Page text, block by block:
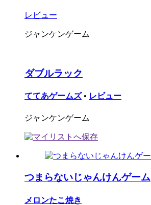
レビュー
ジャンケンゲーム
ダブルラック
ててあゲームズ • レビュー
ジャンケンゲーム
つまらないじゃんけんゲーム
メロンたこ焼き